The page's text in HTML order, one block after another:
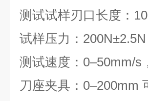
测试试样刃口长度：
试样压力：
测试速度：0–50mm/s
刀座夹具：0–200mm